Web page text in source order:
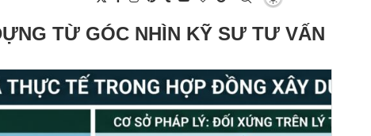
TỪ GÓC NHÌN KỸ SƯ TƯ VẤN